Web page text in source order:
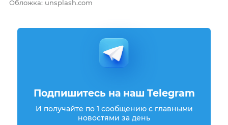
Обложка: unsplash.com
Подпишитесь на наш Telegram
И получайте по 1 сообщению с главными
новостями за день